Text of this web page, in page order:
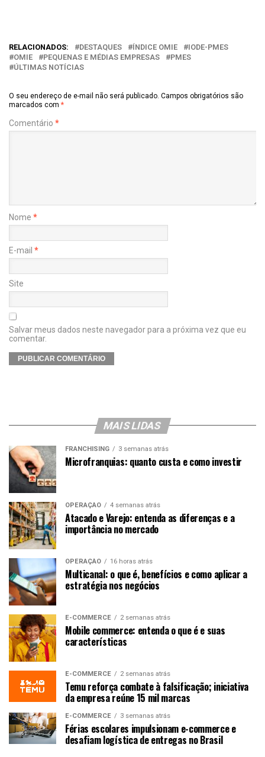
RELACIONADOS: DESTAQUES ÍNDICE OMIE
IODE-PMES
OMIE
PEQUENAS E MÉDIAS EMPRESAS
PMES
ÚLTIMAS NOTÍCIAS
O seu endereço de e-mail não será publicado. Campos obrigatórios são
marcados com *
Comentário *
Nome *
E-mail *
Site
Salvar meus dados neste navegador para a próxima vez que eu
comentar.
MAIS LIDAS
FRANCHISING 3 semanas atrás
Microfranquias: quanto custa e como investir
OPERAÇÃO 4 semanas atrás
Atacado e Varejo: entenda as diferenças e a
importância no mercado
OPERAÇÃO 16 horas atrás
Multicanal: o que é, benefícios e como aplicar a
estratégia nos negócios
E-COMMERCE 2 semanas atrás
Mobile commerce: entenda o que é e suas
características
E-COMMERCE 2 semanas atrás
Temu reforça combate à falsificação; iniciativa
da empresa reúne 15 mil marcas
E-COMMERCE 3 semanas atrás
Férias escolares impulsionam e-commerce e
desafiam logística de entregas no Brasil